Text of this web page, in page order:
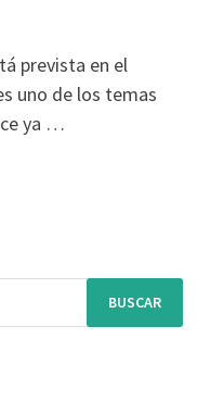
prevista en el
uno de los temas
ya …